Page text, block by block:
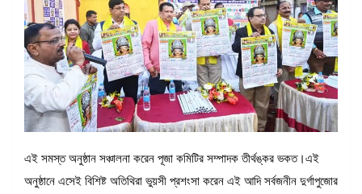
এই সমস্ত অনুষ্ঠান সঞ্চালনা করেন পূজা কমিটির সম্পাদক তীর্থঙ্কর ভকত।এই
অনুষ্ঠানে এসেই বিশিষ্ট অতিথিরা ভুয়সী প্রশংসা করেন এই আদি সর্বজনীন দুর্গাপুজোর